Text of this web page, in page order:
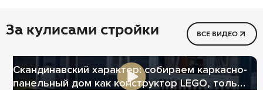
За кулисами стройки ВСЕ ВИДЕО
Скандинавский характер: собираем каркасно-
панельный дом как конструктор LEGO, только